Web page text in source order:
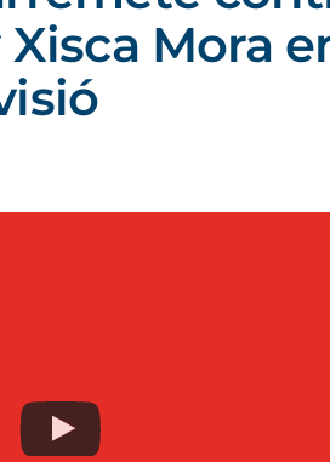
Mora